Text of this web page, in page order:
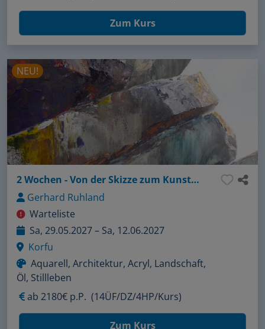
Zum Kurs
NEU!
2 Wochen - Von der Skizze zum Kunstwerk
Gerhard Ruhland
Warteliste
Sa, 29.05.2027 – Sa, 12.06.2027
Korfu
Aquarell, Architektur, Acryl, Landschaft,
Öl, Stillleben
ab 2180€ p.P. (14ÜF/DZ/4HP/Kurs)
Zum Kurs